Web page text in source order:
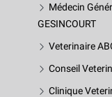
Médecin
GESINCOURT
Veterinaire
Conseil
Clinique